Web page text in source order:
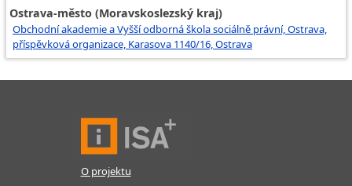
Ostrava-město (Moravskoslezský kraj)
Obchodní akademie a Vyšší odborná škola sociálně právní, Ostrava,
příspěvková organizace, Karasova 1140/16, Ostrava
O projektu